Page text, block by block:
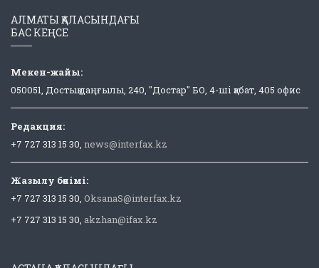
АЛМАТЫ ҚАЛАСЫНДАҒЫ
БАС КЕҢСЕ
Мекен-жайы:
050051, Достық даңғылы, 240, "Достар" БО, 4-ші қабат, 405 офис
Редакция:
+7 727 313 15 30, news@interfax.kz
Жазылу бөлімі:
+7 727 313 15 30, OksanaS@interfax.kz
+7 727 313 15 30, akzhan@ifax.kz